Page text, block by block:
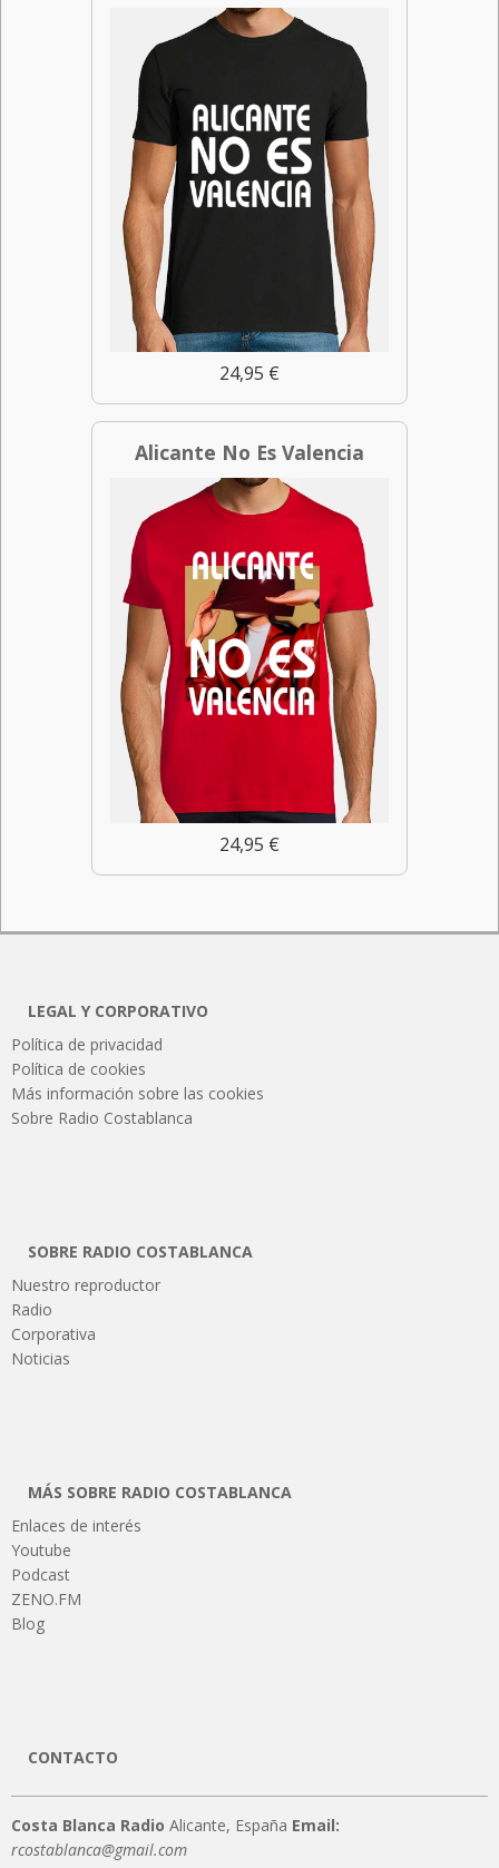
24,95 €
Alicante No Es Valencia
24,95 €
LEGAL Y CORPORATIVO
Política de privacidad
Política de cookies
Más información sobre las cookies
Sobre Radio Costablanca
SOBRE RADIO COSTABLANCA
Nuestro reproductor
Radio
Corporativa
Noticias
MÁS SOBRE RADIO COSTABLANCA
Enlaces de interés
Youtube
Podcast
ZENO.FM
Blog
CONTACTO
Costa Blanca Radio Alicante, España Email:
rcostablanca@gmail.com